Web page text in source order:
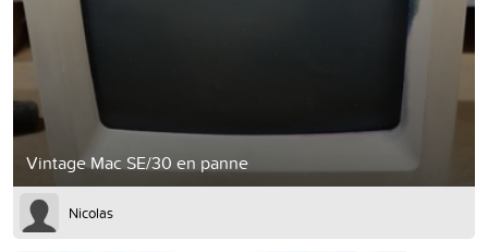
Vintage Mac SE/30 en panne
Nicolas